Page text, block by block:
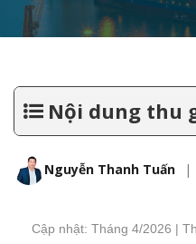
Nội dung thu
Nguyễn Thanh Tuấn |
Cập nhật: Tháng 4/2026 |